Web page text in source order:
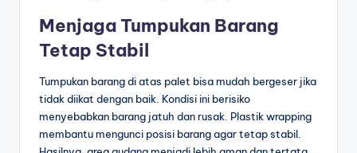
Menjaga Tumpukan Barang
Tetap Stabil
Tumpukan barang di atas palet bisa mudah bergeser jika
tidak diikat dengan baik. Kondisi ini berisiko
menyebabkan barang jatuh dan rusak. Plastik wrapping
membantu mengunci posisi barang agar tetap stabil.